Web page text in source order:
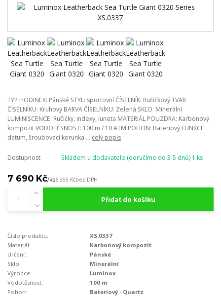
TYP HODINEK: Pánské STYL: sportovní ČÍSELNÍK: Ručičkový TVAR
ČÍSELNÍKU: Kruhový BARVA ČÍSELNÍKU: Zelená SKLO: Minerální
LUMINISCENCE: Ručičky, indexy, luneta MATERIÁL POUZDRA: Karbonový
kompozit VODOTĚSNOST: 100 m / 10 ATM POHON: Bateriový FUNKCE:
datum, šroubovací korunka ... celý popis
Dostupnost Skladem u dodavatele (doručíme do 3-5 dnů) 1 ks
7 690 Kč/ks6 355 Kčbez DPH
Přidat do košíku
Číslo produktu:
XS.0337
Materiál:
Karbonový kompozit
Určení:
Pánské
Sklo:
Minerální
Výrobce:
Luminox
Vodotěsnost:
100 m
Pohon:
Bateriový - Quartz